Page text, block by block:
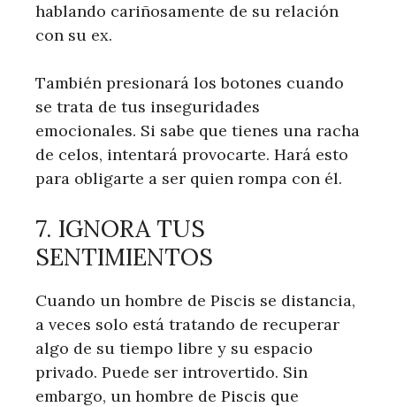
hablando cariñosamente de su relación
con su ex.
También presionará los botones cuando
se trata de tus inseguridades
emocionales. Si sabe que tienes una racha
de celos, intentará provocarte. Hará esto
para obligarte a ser quien rompa con él.
7. IGNORA TUS
SENTIMIENTOS
Cuando un hombre de Piscis se distancia,
a veces solo está tratando de recuperar
algo de su tiempo libre y su espacio
privado. Puede ser introvertido. Sin
embargo, un hombre de Piscis que